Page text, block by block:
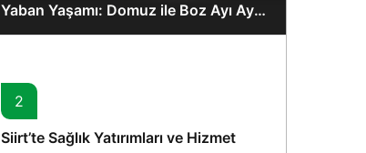
Yaban Yaşamı: Domuz ile Boz Ayı Aynı
Karede
2
Siirt’te Sağlık Yatırımları ve Hizmet